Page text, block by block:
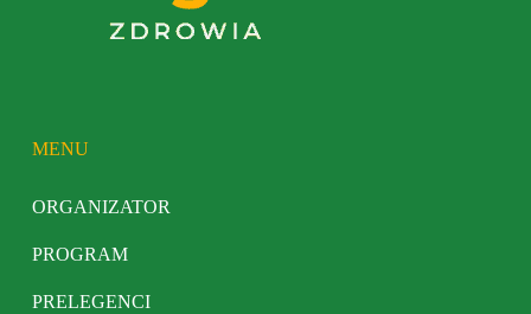
MENU
ORGANIZATOR
PROGRAM
PRELEGENCI